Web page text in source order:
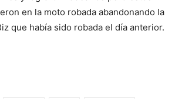
en la moto robada abandonando la
que había sido robada el día anterior.